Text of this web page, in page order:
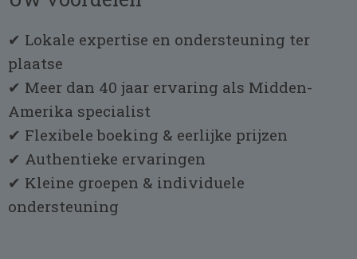
✔ Lokale expertise en ondersteuning ter
plaatse
✔ Meer dan 40 jaar ervaring als Midden-
Amerika specialist
✔ Flexibele boeking & eerlijke prijzen
✔ Authentieke ervaringen
✔ Kleine groepen & individuele
ondersteuning